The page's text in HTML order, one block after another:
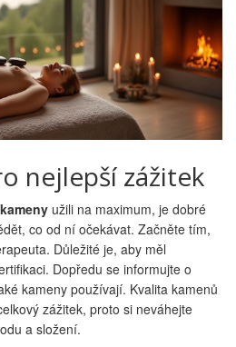
nejlepší zážitek
užili na maximum, je dobré
co od ní očekávat. Začněte tím,
Důležité je, aby měl
Dopředu se informujte o
kameny používají. Kvalita kamenů
zážitek, proto si neváhejte
a složení.